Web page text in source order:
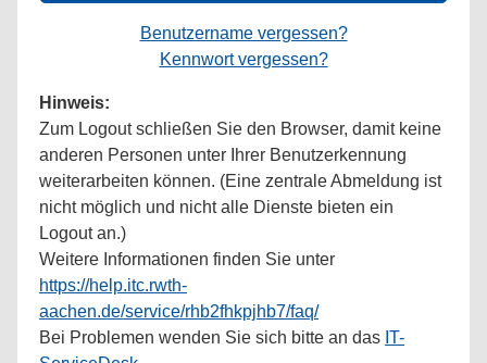
Benutzername vergessen?
Kennwort vergessen?
Hinweis:
Zum Logout schließen Sie den Browser, damit keine
anderen Personen unter Ihrer Benutzerkennung
weiterarbeiten können. (Eine zentrale Abmeldung ist
nicht möglich und nicht alle Dienste bieten ein
Logout an.)
Weitere Informationen finden Sie unter
https://help.itc.rwth-
aachen.de/service/rhb2fhkpjhb7/faq/
Bei Problemen wenden Sie sich bitte an das IT-